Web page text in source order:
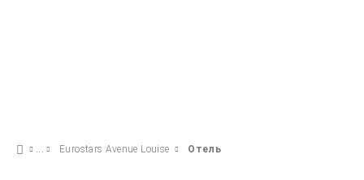
Eurostars Avenue Louise Отель